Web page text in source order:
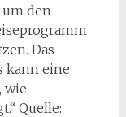
den
Das
kann eine
wie
Quelle: